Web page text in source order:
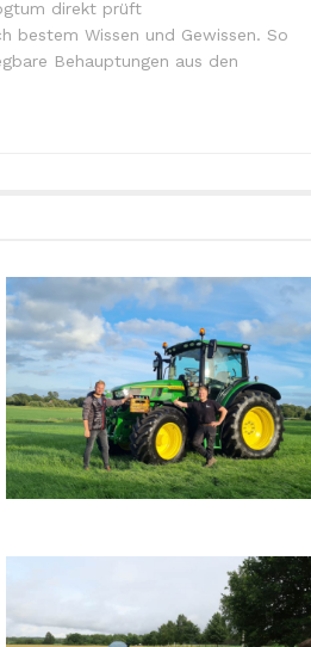
direkt prüft
bestem Wissen und Gewissen. So
Behauptungen aus den